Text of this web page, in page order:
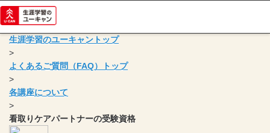
生涯学習のユーキャントップ
>
よくあるご質問（FAQ）トップ
>
各講座について
>
看取りケアパートナーの受験資格